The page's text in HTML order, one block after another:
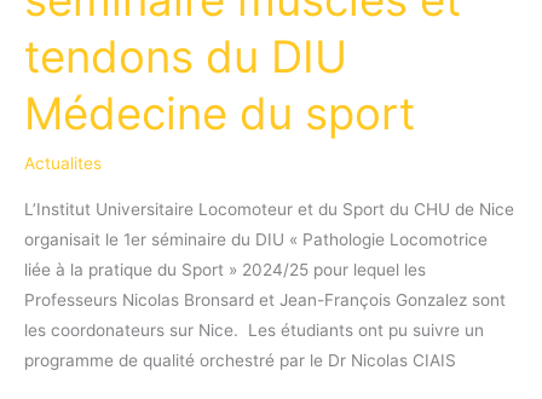
tendons du DIU
Médecine du sport
Actualites
L’Institut Universitaire Locomoteur et du Sport du CHU de Nice
organisait le 1er séminaire du DIU « Pathologie Locomotrice
liée à la pratique du Sport » 2024/25 pour lequel les
Professeurs Nicolas Bronsard et Jean-François Gonzalez sont
les coordonateurs sur Nice. ‍‍ Les étudiants ont pu suivre un
programme de qualité orchestré par le Dr Nicolas CIAIS